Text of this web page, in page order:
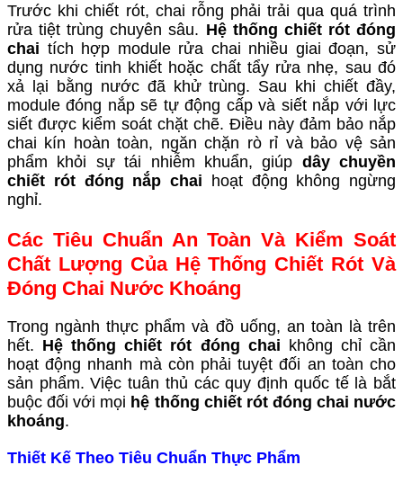
Trước khi chiết rót, chai rỗng phải trải qua quá trình
rửa tiệt trùng chuyên sâu. Hệ thống chiết rót đóng
chai tích hợp module rửa chai nhiều giai đoạn, sử
dụng nước tinh khiết hoặc chất tẩy rửa nhẹ, sau đó
xả lại bằng nước đã khử trùng. Sau khi chiết đầy,
module đóng nắp sẽ tự động cấp và siết nắp với lực
siết được kiểm soát chặt chẽ. Điều này đảm bảo nắp
chai kín hoàn toàn, ngăn chặn rò rỉ và bảo vệ sản
phẩm khỏi sự tái nhiễm khuẩn, giúp dây chuyền
chiết rót đóng nắp chai hoạt động không ngừng
nghỉ.
Các Tiêu Chuẩn An Toàn Và Kiểm Soát
Chất Lượng Của Hệ Thống Chiết Rót Và
Đóng Chai Nước Khoáng
Trong ngành thực phẩm và đồ uống, an toàn là trên
hết. Hệ thống chiết rót đóng chai không chỉ cần
hoạt động nhanh mà còn phải tuyệt đối an toàn cho
sản phẩm. Việc tuân thủ các quy định quốc tế là bắt
buộc đối với mọi hệ thống chiết rót đóng chai nước
khoáng.
Thiết Kế Theo Tiêu Chuẩn Thực Phẩm